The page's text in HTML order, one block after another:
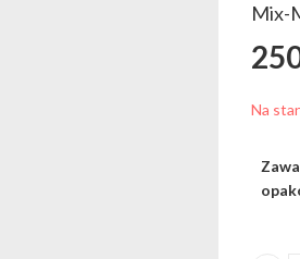
Mix-
Na